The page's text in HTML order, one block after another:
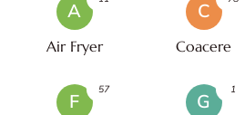
A
Air Fryer
C
Coacere
F
57
G
1